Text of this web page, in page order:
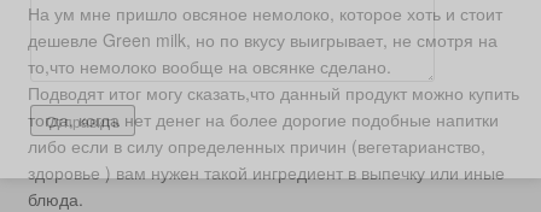
На ум мне пришло овсяное немолоко, которое хоть и стоит
дешевле Green milk, но по вкусу выигрывает, не смотря на
то,что немолоко вообще на овсянке сделано.
Подводят итог могу сказать,что данный продукт можно купить
тогда, когда нет денег на более дорогие подобные напитки
либо если в силу определенных причин (вегетарианство,
здоровье ) вам нужен такой ингредиент в выпечку или иные
блюда.